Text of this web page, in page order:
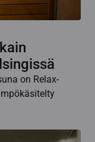
on Relax-